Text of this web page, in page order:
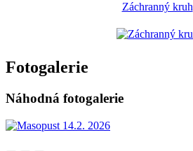
Záchranný kruh
Fotogalerie
Náhodná fotogalerie